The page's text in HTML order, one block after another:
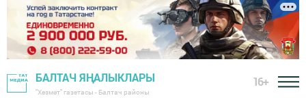
БАЛТАЧ ЯҢАЛЫКЛАРЫ
"Хезмәт" газетасы - Балтач районы
16+